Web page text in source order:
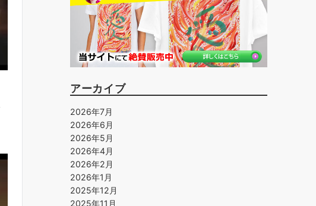
アーカイブ
2026年7月
2026年6月
2026年5月
2026年4月
2026年2月
2026年1月
2025年12月
2025年11月